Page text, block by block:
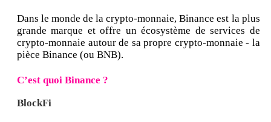
Dans le monde de la crypto-monnaie, Binance est la plus
grande marque et offre un écosystème de services de
crypto-monnaie autour de sa propre crypto-monnaie - la
pièce Binance (ou BNB).
C’est quoi Binance ?
BlockFi